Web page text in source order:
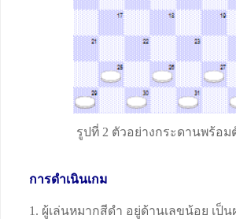
รูปที่ 2 ตัวอย่างกระดานพร้อม
การดำเนินเกม
1. ผู้เล่นหมากสีดำ อยู่ด้านเลขน้อย เป็